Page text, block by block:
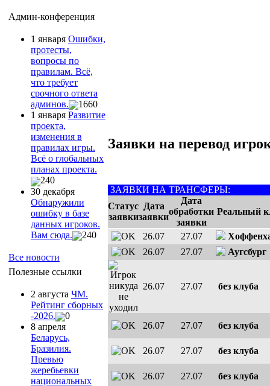
Админ-конференция
1 января Ошибки,
протесты,
вопросы по
правилам. Всё,
что требует
срочного ответа
админов.
1660
1 января Развитие
проекта,
изменения в
правилах игры.
Всё о глобальных
планах проекта.
240
30 декабря
Обнаружили
ошибку в базе
данных игроков.
Вам сюда.
240
Все новости
Полезные ссылки
2 августа ЧМ.
Рейтинг сборных
-2026.
0
8 апреля
Беларусь,
Бразилия.
Превью
жеребьевки
национальных
Заявки на перевод
ЗАЯВКИ НА ТРАНСФЕРЫ:
Статус
заявки
Дата
заявки
Дата
обработки
заявки
Реальный
26.07 27.07
26.07
27.07 Аугсбург
26.07 27.07 без клуба
26.07 27.07 без клуба
26.07 27.07 без клуба
26.07 27.07 без клуба